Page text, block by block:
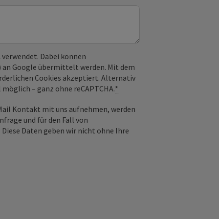
Dabei können
an Google übermittelt werden. Mit dem
Cookies akzeptiert. Alternativ
– ganz ohne reCAPTCHA.*
Kontakt mit uns aufnehmen, werden
und für den Fall von
Daten geben wir nicht ohne Ihre